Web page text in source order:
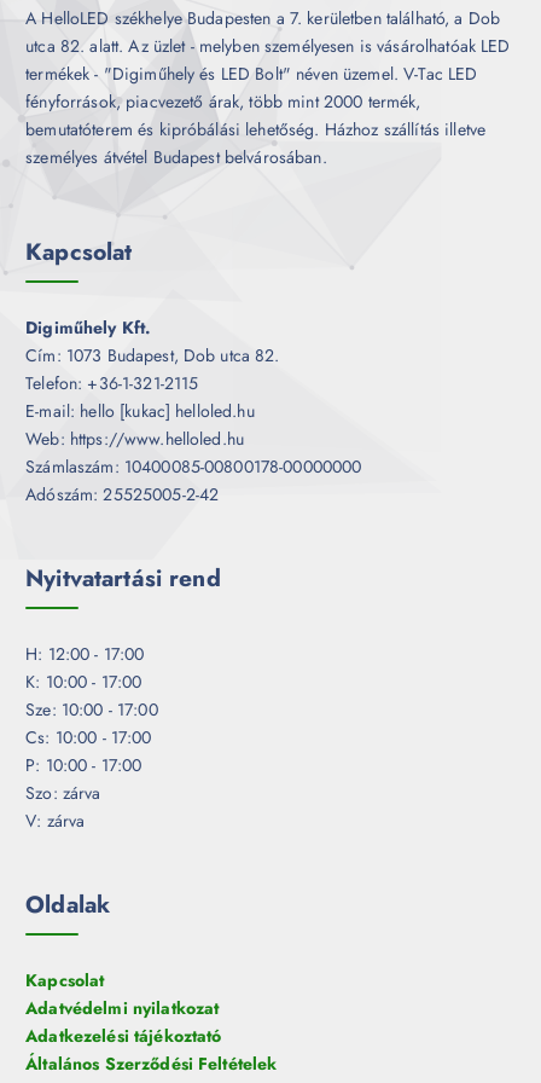
A HelloLED székhelye Budapesten a 7. kerületben található, a Dob
utca 82. alatt. Az üzlet - melyben személyesen is vásárolhatóak LED
termékek - "Digiműhely és LED Bolt" néven üzemel. V-Tac LED
fényforrások, piacvezető árak, több mint 2000 termék,
bemutatóterem és kipróbálási lehetőség. Házhoz szállítás illetve
személyes átvétel Budapest belvárosában.
Kapcsolat
Digiműhely Kft.
Cím: 1073 Budapest, Dob utca 82.
Telefon: +36-1-321-2115
E-mail: hello [kukac] helloled.hu
Web: https://www.helloled.hu
Számlaszám: 10400085-00800178-00000000
Adószám: 25525005-2-42
Nyitvatartási rend
H: 12:00 - 17:00
K: 10:00 - 17:00
Sze: 10:00 - 17:00
Cs: 10:00 - 17:00
P: 10:00 - 17:00
Szo: zárva
V: zárva
Oldalak
Kapcsolat
Adatvédelmi nyilatkozat
Adatkezelési tájékoztató
Általános Szerződési Feltételek